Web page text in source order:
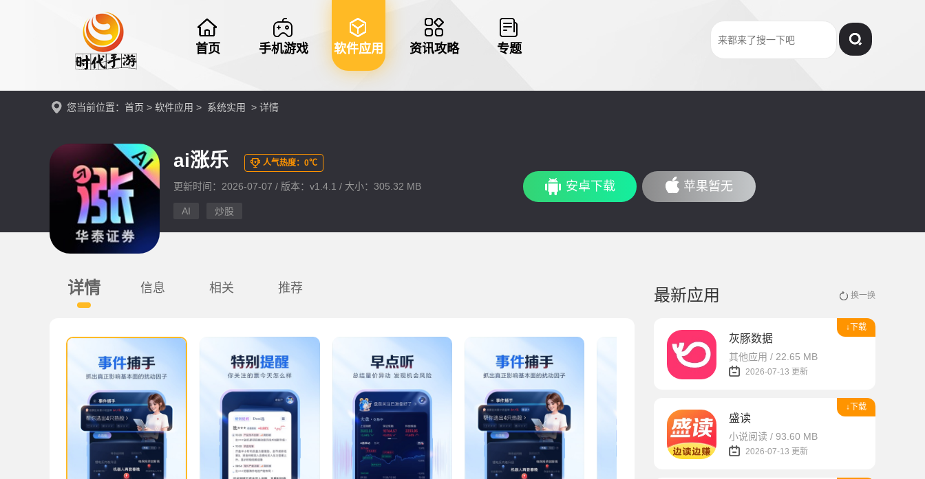
首页 手机游戏 软件应用 资讯攻略 专题
您当前位置： 首页 > 软件应用 > 系统实用 > 详情
ai涨乐 人气热度：0℃
更新时间：2026-07-07 / 版本：v1.4.1 / 大小：305.32 MB
AI 炒股
安卓下载 苹果暂无
详情 信息 相关 推荐 最新应用 换一换
↓下载
灰豚数据
其他应用 / 22.65 MB
2026-07-13 更新
↓下载
盛读
小说阅读 / 93.60 MB
2026-07-13 更新